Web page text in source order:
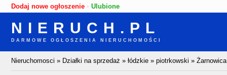
Dodaj nowe ogłoszenie • Ulubione
NIERUCH.PL
DARMOWE OGŁOSZENIA NIERUCHOMOŚCI
Nieruchomosci » Działki na sprzedaż » łódzkie » piotrkowski »